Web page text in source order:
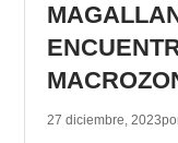
27 diciembre, 2023